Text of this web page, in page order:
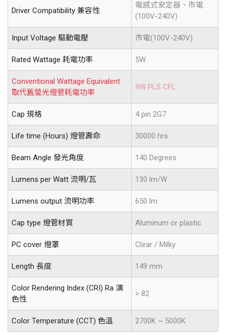
Driver Compatibility 兼容性
電感式安定器、市電
(100V-240V)
Input Voltage 驅動電壓 市電(100V-240V)
Rated Wattage 耗電功率 5W
Conventional Wattage Equivalent
取代舊螢光燈管耗電功率
9W PLS CFL
Cap 規格 4 pin 2G7
Life time (Hours) 燈管壽命 30000 hrs
Beam Angle 發光角度 140 Degrees
Lumens per Watt 流明/瓦 130 lm/W
Lumens output 流明功率 650 lm
Cap type 燈管材質 Aluminum or plastic
PC cover 燈罩 Clear / Milky
Length 長度 149 mm
Color Rendering Index (CRI) Ra 演
色性
> 82
Color Temperature (CCT) 色溫 2700K ~ 5000K